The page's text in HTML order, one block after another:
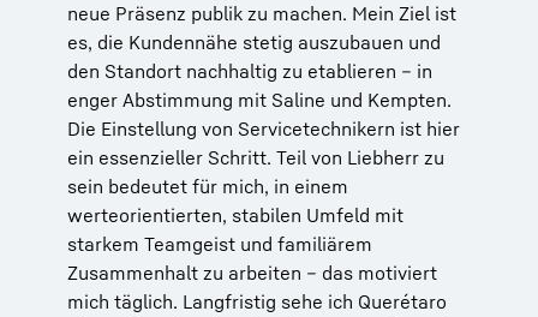
neue Präsenz publik zu machen. Mein Ziel ist
es, die Kundennähe stetig auszubauen und
den Standort nachhaltig zu etablieren – in
enger Abstimmung mit Saline und Kempten.
Die Einstellung von Servicetechnikern ist hier
ein essenzieller Schritt. Teil von Liebherr zu
sein bedeutet für mich, in einem
werteorientierten, stabilen Umfeld mit
starkem Teamgeist und familiärem
Zusammenhalt zu arbeiten – das motiviert
mich täglich. Langfristig sehe ich Querétaro